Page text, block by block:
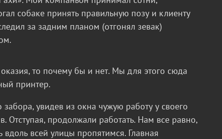
собаке принять правильную позу и клиенту
за задним планом (отгонял зевак)
то почему бы и нет. Мы для этого сюда
принтер.
увидев из окна чужую работу у своего
Отступая, продолжали работать. Нам все равно,
всей улицы пропятимся. Главная